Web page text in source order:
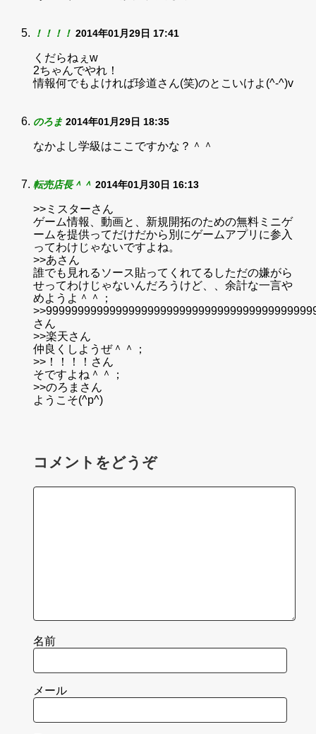
！！！！ 2014年01月29日 17:41
くだらねぇw
2ちゃんでやれ！
情報何でもよければ珍道さん(笑)のとこいけよ(^-^)v
のろま 2014年01月29日 18:35
なかよし学級はここですかな？＾＾
転売店長＾＾ 2014年01月30日 16:13
>>ミスターさん
ゲーム情報、動画と、新規開拓のための無料ミニゲ
ームを提供ってだけだから別にゲームアプリに参入
ってわけじゃないですよね。
>>あさん
誰でも見れるソース貼ってくれてるしただの嫌がら
せってわけじゃないんだろうけど、、余計な一言や
めようよ＾＾；
さん
>>楽天さん
仲良くしようぜ＾＾；
>>！！！！さん
そですよね＾＾；
>>のろまさん
ようこそ(^p^)
コメントをどうぞ
名前
メール